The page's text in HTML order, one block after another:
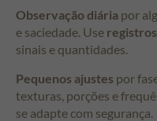
Observação diária por
e saciedade. Use
sinais e quantidades.
Pequenos ajustes por
texturas, porções e
se adapte com segurança.